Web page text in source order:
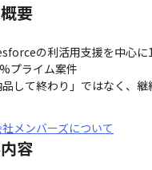
要
の利活用支援を中心に
プライム案件
して終わり」ではなく、継
メンバーズについて
容